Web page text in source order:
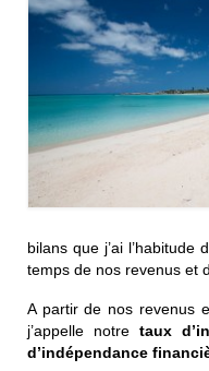
bilans que j’ai l’habitude
temps de nos revenus et
A partir de nos revenus
j’appelle notre taux
d’indépendance